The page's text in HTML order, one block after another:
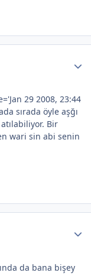
29 2008, 23:44
sırada öyle aşğı
Bir
wari sin abi senin
da bana bişey